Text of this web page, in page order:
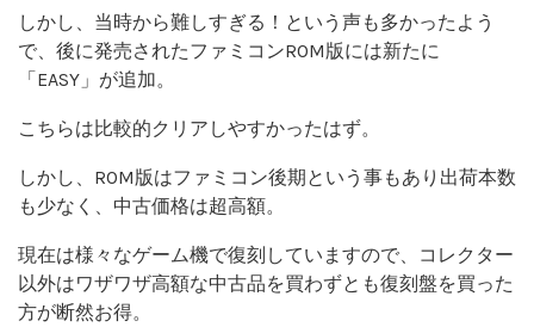
しかし、当時から難しすぎる！という声も多かったよう
で、後に発売されたファミコンROM版には新たに
「EASY」が追加。
こちらは比較的クリアしやすかったはず。
しかし、ROM版はファミコン後期という事もあり出荷本数
も少なく、中古価格は超高額。
現在は様々なゲーム機で復刻していますので、コレクター
以外はワザワザ高額な中古品を買わずとも復刻盤を買った
方が断然お得。